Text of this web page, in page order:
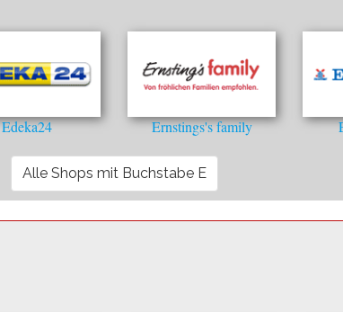
Edeka24 Ernstings's family
Alle Shops mit Buchstabe E